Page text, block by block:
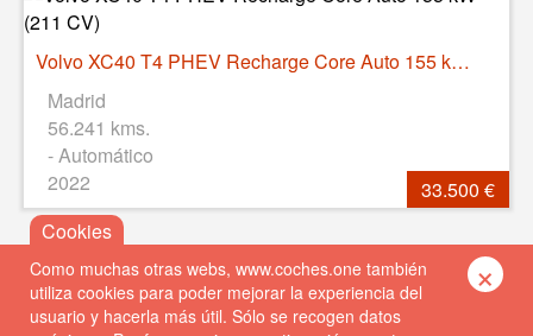
Volvo XC40 T4 PHEV Recharge Core Auto 155 kW (211 CV)
Madrid
56.241 kms.
- Automático
2022
33.500 €
Como muchas otras webs, www.coches.one también
utiliza cookies para poder mejorar la experiencia del
usuario y hacerla más útil. Sólo se recogen datos
×